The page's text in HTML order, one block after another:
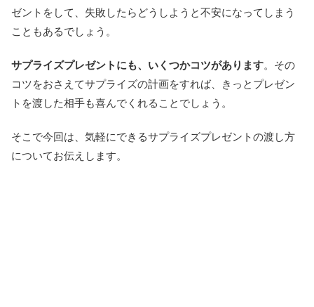
ゼントをして、失敗したらどうしようと不安になってしまう
こともあるでしょう。
サプライズプレゼントにも、いくつかコツがあります。その
コツをおさえてサプライズの計画をすれば、きっとプレゼン
トを渡した相手も喜んでくれることでしょう。
そこで今回は、気軽にできるサプライズプレゼントの渡し方
についてお伝えします。